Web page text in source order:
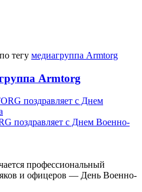
тегу медиагруппа Armtorg
Armtorg
поздравляет с Днем Военно-
профессиональный
и офицеров — День Военно-